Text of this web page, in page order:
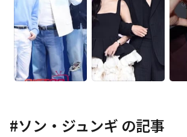
#ソン・ジュンギ の記事